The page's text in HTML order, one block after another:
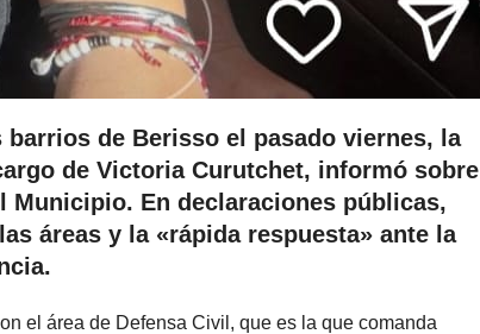
de Berisso el pasado viernes, la
de Victoria Curutchet, informó sobre
Municipio. En declaraciones públicas,
áreas y la «rápida respuesta» ante la
el área de Defensa Civil, que es la que comanda